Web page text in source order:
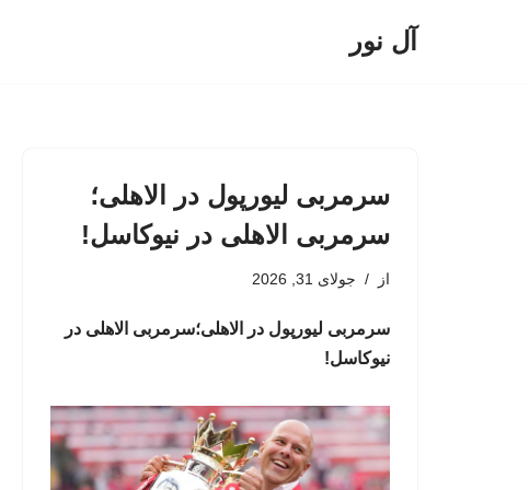
آل نور
سرمربی لیورپول در الاهلی؛
سرمربی الاهلی در نیوکاسل!
از جولای 31, 2026
سرمربی لیورپول در الاهلی؛سرمربی الاهلی در
نیوکاسل!